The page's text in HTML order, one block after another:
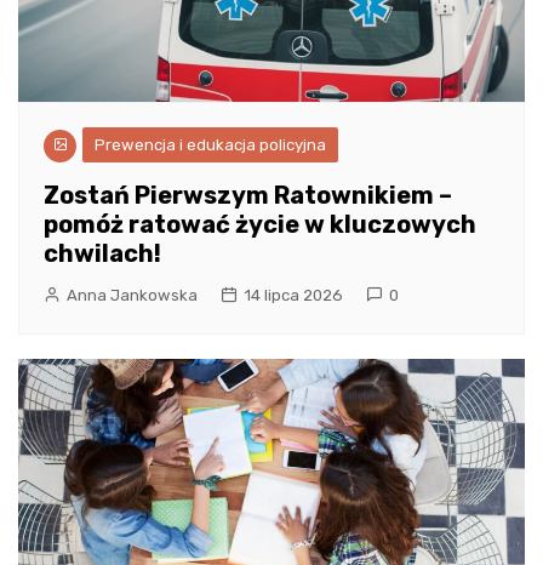
Prewencja i edukacja policyjna
Zostań Pierwszym Ratownikiem –
pomóż ratować życie w kluczowych
chwilach!
Anna Jankowska 14 lipca 2026 0